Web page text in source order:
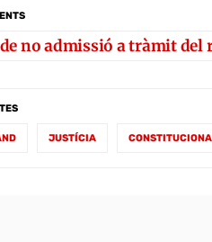
no admissió a tràmit del
JUSTÍCIA